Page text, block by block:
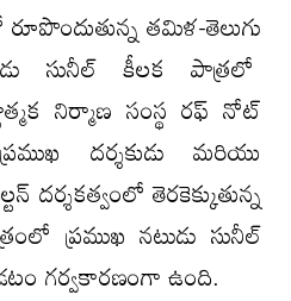
తమిళ-తెలుగు
సునీల్ కీలక పాత్రలో
నిర్మాణ సంస్థ రఫ్ నోట్
దర్శకుడు మరియు
తెరకెక్కుతున్న
ప్రముఖ నటుడు సునీల్
గర్వకారణంగా ఉంది.